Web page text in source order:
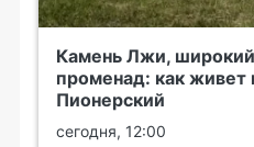
Камень Лжи,
променад: как живет
Пионерский
сегодня, 12:00